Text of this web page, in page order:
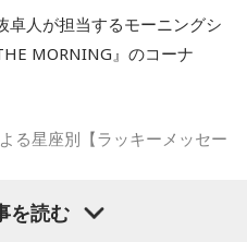
思慮深い思索に満ちた歌詞
トラストを生み出してお
聴きやすい楽曲に仕上がっ
られ、地域イベントや誰も
大会で国中が活気づきま
晴らしいアーティストたち
、終日インドネシアの音楽
参加します！とのこと。
勇気が、良いサインとなりそ
を整理して軽くするといい
卓人が担当するモーニングシ
MORNING』のコーナ
星座別【ラッキーメッセー
- * - * - * - * - * - * - * - * - *
を読む